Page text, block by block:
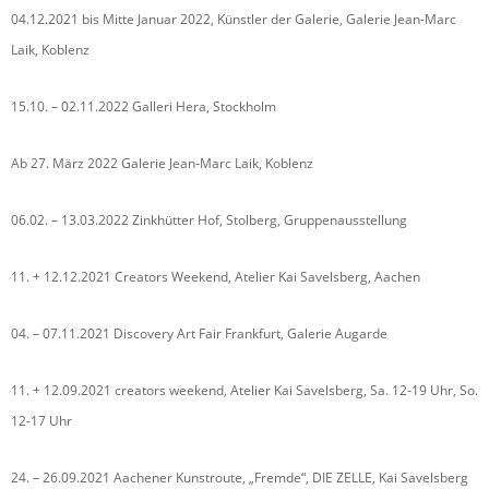
04.12.2021 bis Mitte Januar 2022, Künstler der Galerie, Galerie Jean-Marc
Laik, Koblenz
15.10. – 02.11.2022 Galleri Hera, Stockholm
Ab 27. März 2022 Galerie Jean-Marc Laik, Koblenz
06.02. – 13.03.2022 Zinkhütter Hof, Stolberg, Gruppenausstellung
11. + 12.12.2021 Creators Weekend, Atelier Kai Savelsberg, Aachen
04. – 07.11.2021 Discovery Art Fair Frankfurt, Galerie Augarde
11. + 12.09.2021 creators weekend, Atelier Kai Savelsberg, Sa. 12-19 Uhr, So.
12-17 Uhr
24. – 26.09.2021 Aachener Kunstroute, „Fremde“, DIE ZELLE, Kai Savelsberg